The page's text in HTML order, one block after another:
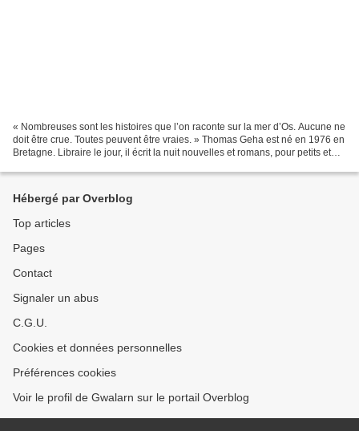
« Nombreuses sont les histoires que l’on raconte sur la mer d’Os. Aucune ne
doit être crue. Toutes peuvent être vraies. » Thomas Geha est né en 1976 en
Bretagne. Libraire le jour, il écrit la nuit nouvelles et romans, pour petits et
Hébergé par Overblog
Top articles
Pages
Contact
Signaler un abus
C.G.U.
Cookies et données personnelles
Préférences cookies
Voir le profil de Gwalarn sur le portail Overblog